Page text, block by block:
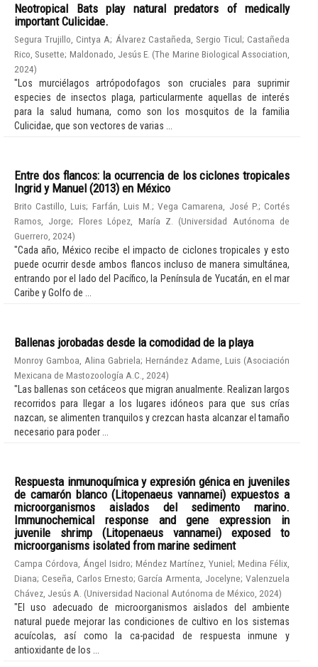
Neotropical Bats play natural predators of medically
important Culicidae.
Segura Trujillo, Cintya A; Álvarez Castañeda, Sergio Ticul; Castañeda
Rico, Susette; Maldonado, Jesús E. (The Marine Biological Association
2024)
"Los murciélagos artrópodofagos son cruciales para suprimir
especies de insectos plaga, particularmente aquellas de interés
para la salud humana, como son los mosquitos de la familia
Culicidae, que son vectores de varias ...
Entre dos flancos: la ocurrencia de los ciclones tropicales
Ingrid y Manuel (2013) en México
Brito Castillo, Luis; Farfán, Luis M.;Vega Camarena, José P.;Cortés
Ramos, Jorge; Flores López, María Z. (Universidad Autónoma de
Guerrero 2024)
"Cada año, México recibe el impacto de ciclones tropicales y esto
puede ocurrir desde ambos flancos incluso de manera simultánea,
entrando por el lado del Pacífico, la Península de Yucatán, en el mar
Caribe y Golfo de ...
Ballenas jorobadas desde la comodidad de la playa
Monroy Gamboa, Alina Gabriela; Hernández Adame, Luis (Asociación
Mexicana de Mastozoología A.C.
2024)
"Las ballenas son cetáceos que migran anualmente. Realizan largos
recorridos para llegar a los lugares idóneos para que sus crías
nazcan, se alimenten tranquilos y crezcan hasta alcanzar el tamaño
necesario para poder ...
Respuesta inmunoquímica y expresión génica en juveniles
de camarón blanco (Litopenaeus vannamei) expuestos a
microorganismos aislados del sedimento marino.
Immunochemical response and gene expression in
juvenile shrimp (Litopenaeus vannamei) exposed to
microorganisms isolated from marine sediment
Campa Córdova, Ángel Isidro; Méndez Martínez, Yuniel; Medina Félix,
Diana; Ceseña, Carlos Ernesto;García Armenta, Jocelyne;Valenzuela
Chávez, Jesús A. (Universidad Nacional Autónoma de México 2024)
"El uso adecuado de microorganismos aislados del ambiente
natural puede mejorar las condiciones de cultivo en los sistemas
acuícolas, así como la ca-pacidad de respuesta inmune y
antioxidante de los ...